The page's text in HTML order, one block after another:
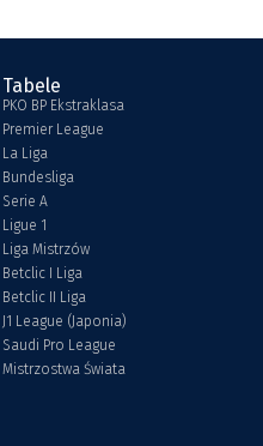
Tabele
PKO BP Ekstraklasa
Premier League
La Liga
Bundesliga
Serie A
Ligue 1
Liga Mistrzów
Betclic I Liga
Betclic II Liga
J1 League (Japonia)
Saudi Pro League
Mistrzostwa Świata